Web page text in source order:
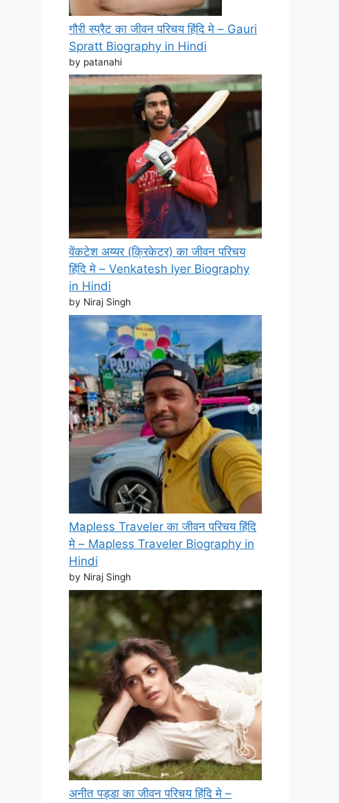
गौरी स्प्रैट का जीवन परिचय हिंदि मे – Gauri
Spratt Biography in Hindi
by patanahi
वेंकटेश अय्यर (क्रिकेटर) का जीवन परिचय
हिंदि मे – Venkatesh Iyer Biography
in Hindi
by Niraj Singh
Mapless Traveler का जीवन परिचय हिंदि
मे – Mapless Traveler Biography in
Hindi
by Niraj Singh
अनीत पड्डा का जीवन परिचय हिंदि मे –